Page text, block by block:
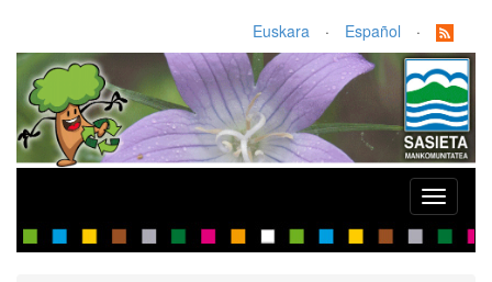
Euskara · Español ·
Toggle